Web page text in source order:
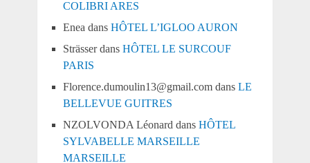
COLIBRI ARES
Enea dans HÔTEL L’IGLOO AURON
Strässerdans HÔTEL LE SURCOUF
PARIS
Florence.dumoulin13@gmail.comdans LE
BELLEVUE GUITRES
NZOLVONDA Léonard dans HÔTEL
SYLVABELLE MARSEILLE
MARSEILLE